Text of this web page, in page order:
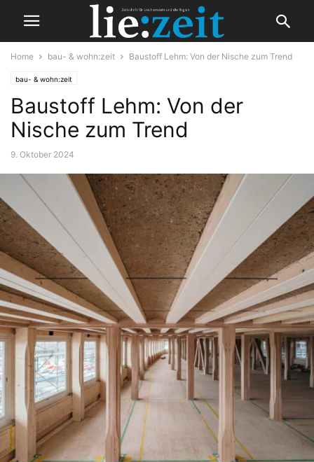
Home bau- & wohn:zeit Baustoff Lehm: Von der Nische zum Trend
bau- & wohn:zeit
Baustoff Lehm: Von der
Nische zum Trend
9. Oktober 2024